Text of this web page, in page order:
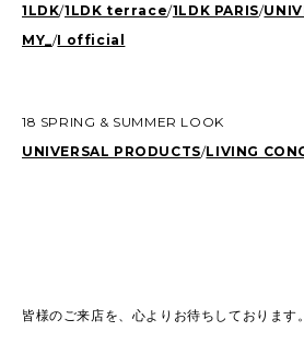
1LDK/1LDK terrace/1LDK PARIS/
MY_ /I official
18 SPRING & SUMMER LOOK
UNIVERSAL PRODUCTS/LIVING
皆様のご来店を、心よりお待ちしております。